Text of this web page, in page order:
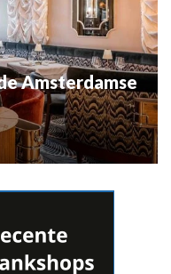
Amsterdamse